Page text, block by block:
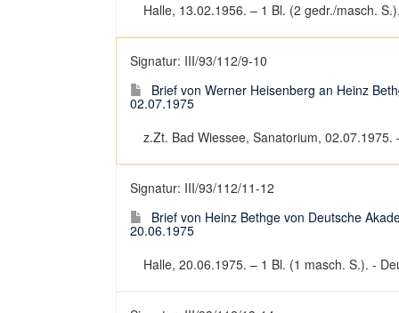
Halle, 13.02.1956. – 1 Bl. (2 gedr./masch.
Signatur: III/93/112/9-10
Brief von Werner Heisenberg an Heinz
02.07.1975
z.Zt. Bad Wiessee, Sanatorium,
Signatur: III/93/112/11-12
Brief von Heinz Bethge von Deutsche
20.06.1975
Halle, 20.06.1975. – 1 Bl. (1 masch. S.). -